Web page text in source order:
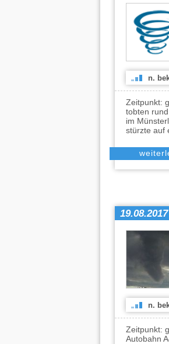
n.
Zeitpunkt:
tobten
im
stürzte auf
19.08.2017
n.
Zeitpunkt:
Autobahn